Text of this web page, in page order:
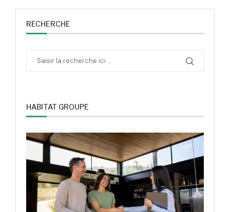
RECHERCHE
HABITAT GROUPE